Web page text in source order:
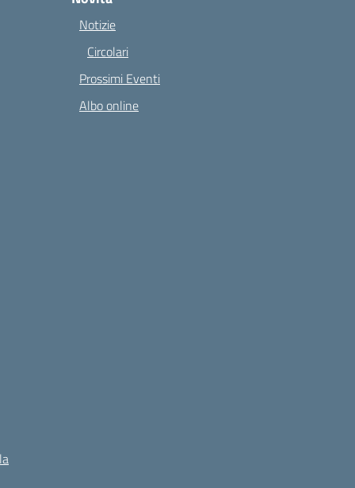
Notizie
Circolari
Prossimi Eventi
Albo online